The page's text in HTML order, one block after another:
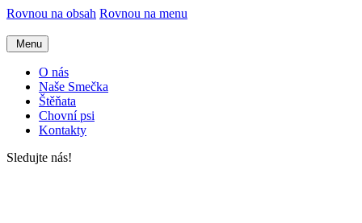
Rovnou na obsah Rovnou na menu
Menu
O nás
Naše Smečka
Štěňata
Chovní psi
Kontakty
Sledujte nás!